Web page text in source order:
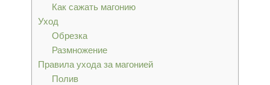
Как сажать магонию
Уход
Обрезка
Размножение
Правила ухода за магонией
Полив